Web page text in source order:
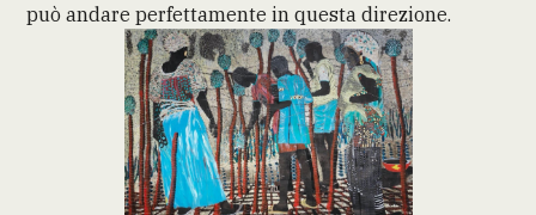
può andare perfettamente in questa direzione.